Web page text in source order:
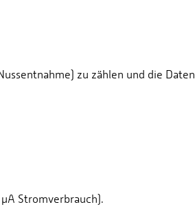
zu zählen und die Daten
Stromverbrauch).